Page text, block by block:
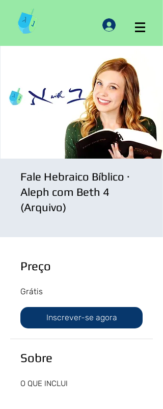
Fale Hebraico Bíblico ·
Aleph com Beth 4
(Arquivo)
Preço
Grátis
Inscrever-se agora
Sobre
O QUE INCLUI